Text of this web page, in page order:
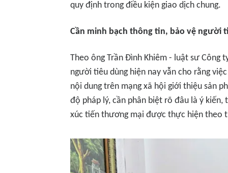
quy định trong điều kiện giao dịch chung.
Cần minh bạch thông tin, bảo vệ người
Theo ông Trần Đình Khiêm - luật sư Công
người tiêu dùng hiện nay vẫn cho rằng
nội dung trên mạng xã hội giới thiệu sản
độ pháp lý, cần phân biệt rõ đâu là ý kiến,
xúc tiến thương mại được thực hiện theo